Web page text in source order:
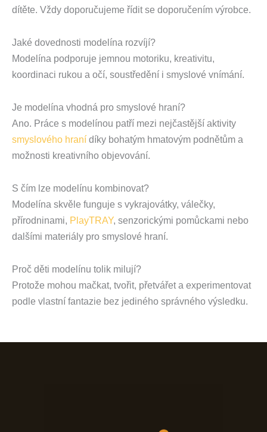
dítěte. Vždy doporučujeme řídit se doporučením výrobce.
Jaké dovednosti modelína rozvíjí?
Modelína podporuje jemnou motoriku, kreativitu,
koordinaci rukou a očí, soustředění i smyslové vnímání.
Je modelína vhodná pro smyslové hraní?
Ano. Práce s modelínou patří mezi nejčastější aktivity
smyslového hraní díky bohatým hmatovým podnětům a
možnosti kreativního objevování.
S čím lze modelínu kombinovat?
Modelína skvěle funguje s vykrajovátky, válečky,
přírodninami, PlayTRAY, senzorickými pomůckami nebo
dalšími materiály pro smyslové hraní.
Proč děti modelínu tolik milují?
Protože mohou mačkat, tvořit, přetvářet a experimentovat
podle vlastní fantazie bez jediného správného výsledku.